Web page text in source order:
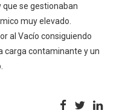
que se gestionaban
muy elevado.
al Vacío consiguiendo
carga contaminante y un